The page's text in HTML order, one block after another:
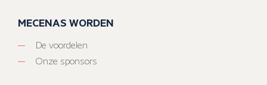
MECENAS WORDEN
De voordelen
Onze sponsors